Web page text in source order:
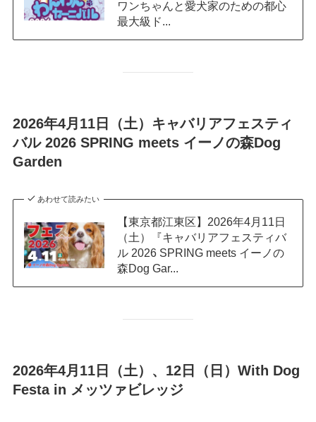
ワンちゃんと愛犬家のための都心
最大級ド...
2026年4月11日（土）キャバリアフェスティ
バル 2026 SPRING meets イーノの森Dog
Garden
あわせて読みたい
【東京都江東区】2026年4月11日
（土）『キャバリアフェスティバ
ル 2026 SPRING meets イーノの
森Dog Gar...
2026年4月11日（土）、12日（日）With Dog
Festa in メッツァビレッジ